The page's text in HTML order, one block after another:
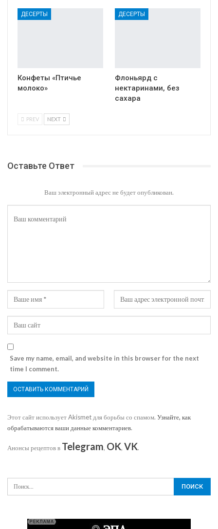
ДЕСЕРТЫ
Конфеты «Птичье
молоко»
ДЕСЕРТЫ
Флоньярд с
нектаринами, без
сахара
PREV NEXT
Оставьте Ответ
Ваш электронный адрес не будет опубликован.
Save my name, email, and website in this browser for the next
time I comment.
Этот сайт использует Akismet для борьбы со спамом. Узнайте, как
обрабатываются ваши данные комментариев.
Анонсы рецептов в Telegram, OK, VK.